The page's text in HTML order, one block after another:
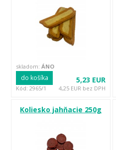
Kód: 2965/1
skladom: ÁNO
5,23 EUR
4,25 EUR bez DPH
do košíka
Koliesko jahňacie 250g